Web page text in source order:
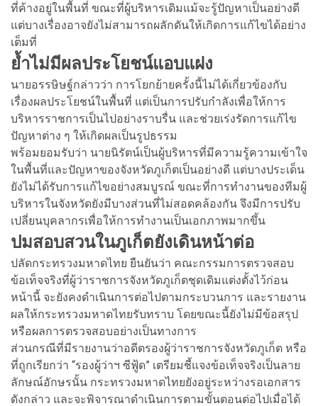
ที่ค้างอยู่ในพื้นที่ ขณะที่ผู้บริหารเดิมแม้จะรู้ปัญหาเป็นอย่างดี
แต่บางเรื่องอาจยังไม่สามารถผลักดันให้เกิดการแก้ไขได้อย่าง
เต็มที่
ย้ำไม่มีผลประโยชน์แอบแฝง
นายอรรษิษฐ์กล่าวว่า การโยกย้ายครั้งนี้ไม่ได้เกี่ยวข้องกับ
เรื่องผลประโยชน์ในพื้นที่ แต่เป็นการปรับกำลังเพื่อให้การ
บริหารราชการเป็นไปอย่างราบรื่น และช่วยเร่งรัดการแก้ไข
ปัญหาต่าง ๆ ให้เกิดผลเป็นรูปธรรม
พร้อมยอมรับว่า นายนิรัตน์เป็นผู้บริหารที่มีความรู้ความเข้าใจ
ในพื้นที่และปัญหาของจังหวัดภูเก็ตเป็นอย่างดี แต่บางประเด็น
ยังไม่ได้รับการแก้ไขอย่างสมบูรณ์ ขณะที่การทำงานของทีมผู้
บริหารในจังหวัดยังมีบางส่วนที่ไม่สอดคล้องกัน จึงมีการปรับ
เปลี่ยนบุคลากรเพื่อให้การทำงานเป็นเอกภาพมากขึ้น
ปมสอบสวนในภูเก็ตยังเดินหน้าต่อ
ปลัดกระทรวงมหาดไทย ยืนยันว่า คณะกรรมการตรวจสอบ
ข้อเท็จจริงที่ผู้ว่าราชการจังหวัดภูเก็ตชุดเดิมแต่งตั้งไว้ก่อน
หน้านี้ จะยังคงดำเนินการต่อไปตามกระบวนการ และรายงาน
ผลให้กระทรวงมหาดไทยรับทราบ โดยขณะนี้ยังไม่มีข้อสรุป
หรือผลการตรวจสอบอย่างเป็นทางการ
ส่วนกรณีที่มีรายงานว่าอดีตรองผู้ว่าราชการจังหวัดภูเก็ต หรือ
ที่ถูกเรียกว่า “รองผู้ว่าฯ ซีฟู้ด” เตรียมชี้แจงข้อเท็จจริงเป็นลาย
ลักษณ์อักษรนั้น กระทรวงมหาดไทยยังอยู่ระหว่างรอเอกสาร
ดังกล่าว และจะพิจารณาดำเนินการตามขั้นตอนต่อไปเมื่อได้